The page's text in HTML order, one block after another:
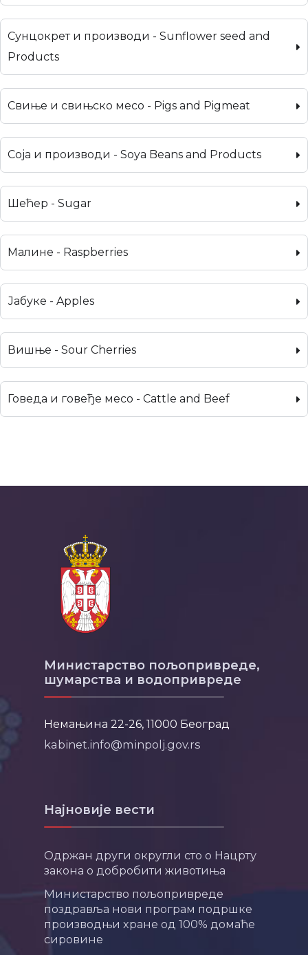
Сунцокрет и производи - Sunflower seed and
Products
Свиње и свињско месо - Pigs and Pigmeat
Соја и производи - Soya Beans and Products
Шећер - Sugar
Малине - Raspberries
Јабуке - Apples
Вишње - Sour Cherries
Говеда и говеђе месо - Cattle and Beef
Министарство пољопривреде,
шумарства и водопривреде
Немањина 22-26, 11000 Београд
kabinet.info@minpolj.gov.rs
Најновије вести
Одржан други округли сто о Нацрту
закона о добробити животиња
Министарство пољопривреде
поздравља нови програм подршке
производњи хране од 100% домаће
сировине